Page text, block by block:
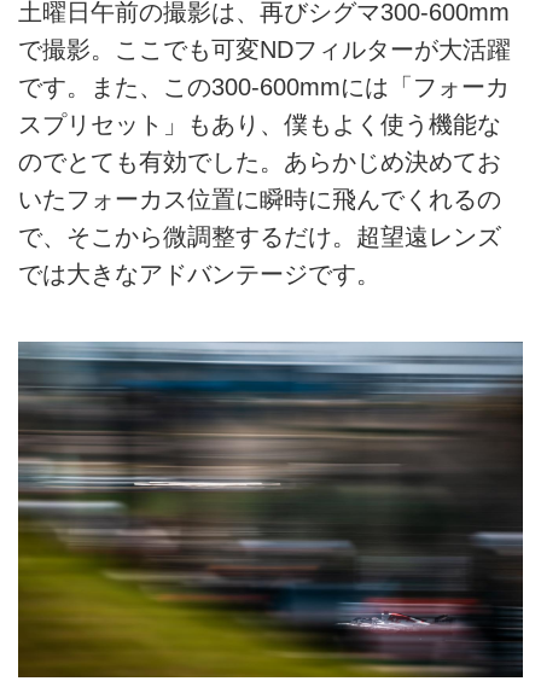
土曜日午前の撮影は、再びシグマ300-600mm
で撮影。ここでも可変NDフィルターが大活躍
です。また、この300-600mmには「フォーカ
スプリセット」もあり、僕もよく使う機能な
のでとても有効でした。あらかじめ決めてお
いたフォーカス位置に瞬時に飛んでくれるの
で、そこから微調整するだけ。超望遠レンズ
では大きなアドバンテージです。